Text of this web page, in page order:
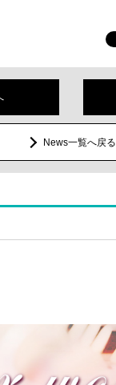
News一覧へ戻る